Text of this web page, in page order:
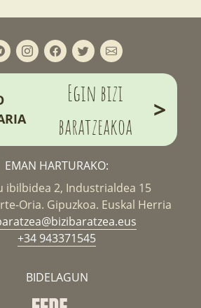
Egin bizi
baratzeakoa
>
EMAN HARTURAKO:
ibilbidea 2, Industrialdea 15
Oria. Gipuzkoa. Euskal Herria
+34 943371545
BIDELAGUN